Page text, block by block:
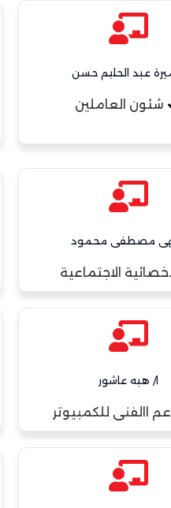
عبد الحليم حسن
شئون العاملين
مصطفى محمود
الاجتماعية
ا/ هبه عاشور
االفنى للكمبيوتر